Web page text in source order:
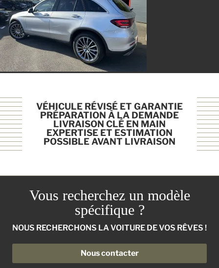
VÉHICULE RÉVISÉ ET GARANTIE
PRÉPARATION À LA DEMANDE
LIVRAISON CLÉ EN MAIN
EXPERTISE ET ESTIMATION
POSSIBLE AVANT LIVRAISON
Vous recherchez un modèle
spécifique ?
NOUS RECHERCHONS LA VOITURE DE VOS RÊVES !
Nous contacter